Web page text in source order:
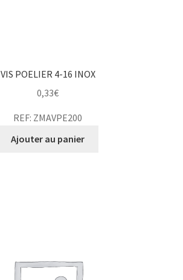
VIS POELIER 4-16 INOX
0,33€
REF: ZMAVPE200
Ajouter au panier